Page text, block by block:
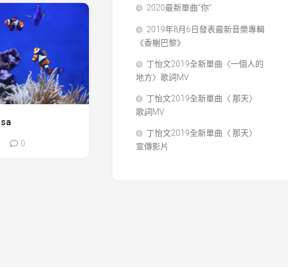
0
2020最新單曲”你”
2019年8月6日發表最新音樂專輯
《香榭巴黎》
丁怡文2019全新單曲〈一個人的
地方〉歌詞MV
丁怡文2019全新單曲〈 那天〉
歌詞MV
丁怡文2019全新單曲〈 那天〉
宣傳影片